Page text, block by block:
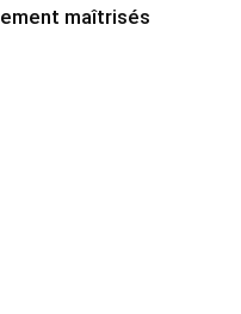
maîtrisés